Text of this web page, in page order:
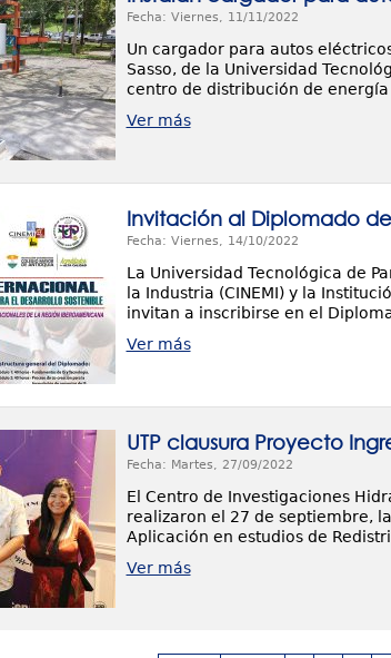
Fecha: Viernes, 11/11/2022
Un cargador para autos
Sasso, de la Universidad
centro de distribución de energía
Ver más
Invitación al Diplomado
Fecha: Viernes, 14/10/2022
La Universidad Tecnológica de
la Industria (CINEMI) y la
invitan a inscribirse en el
Ver más
UTP clausura Proyecto
Fecha: Martes, 27/09/2022
El Centro de Investigaciones
realizaron el 27 de septiembre,
Aplicación en estudios de
Ver más